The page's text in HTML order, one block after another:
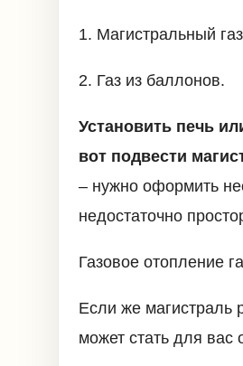
1. Магистральный
2. Газ из баллонов.
Установить печь
вот подвести
– нужно оформить
недостаточно
Газовое отопление
Если же магистраль
может стать для